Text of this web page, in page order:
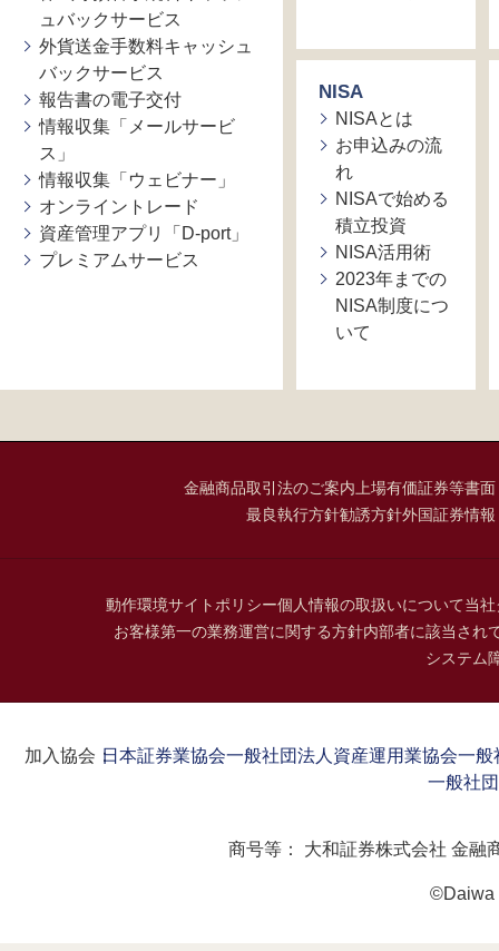
ュバックサービス
外貨送金手数料キャッシュ
バックサービス
報告書の電子交付
情報収集「メールサービ
ス」
情報収集「ウェビナー」
オンライントレード
資産管理アプリ「D-port」
プレミアムサービス
NISA
NISAとは
お申込みの流
れ
NISAで始める
積立投資
NISA活用術
2023年までの
NISA制度につ
いて
金融商品取引法のご案内 上場有価証券等書
最良執行方針勧誘方針外国証券情
動作環境サイトポリシー個人情報の取扱いについて当
お客様第一の業務運営に関する方針内部者に該当され
システム
加入協会：日本証券業協会一般社団法人資産運用業協会一般
一般社
商号等： 大和証券株式会社 金融
©Daiwa